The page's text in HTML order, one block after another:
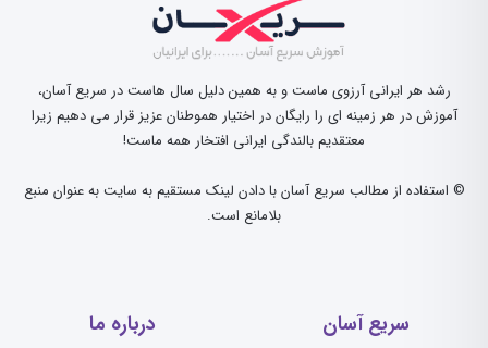
رشد هر ایرانی آرزوی ماست و به همین دلیل سال هاست در سریع آسان،
آموزش در هر زمینه ای را رایگان در اختیار هموطنان عزیز قرار می دهیم زیرا
معتقدیم بالندگی ایرانی افتخار همه ماست!
© استفاده از مطالب سریع آسان با دادن لینک مستقیم به سایت به عنوان منبع
بلامانع است.
سریع آسان درباره ما